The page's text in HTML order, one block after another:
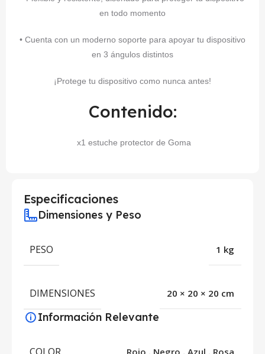
en todo momento
• Cuenta con un moderno soporte para apoyar tu dispositivo
en 3 ángulos distintos
¡Protege tu dispositivo como nunca antes!
Contenido:
x1 estuche protector de Goma
Especificaciones
Dimensiones y Peso
PESO 1 kg
DIMENSIONES 20 × 20 × 20 cm
Información Relevante